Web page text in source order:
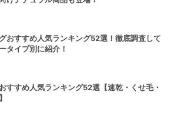
おすすめ人気ランキング52選！徹底調査して
タイプ別に紹介！
すすめ人気ランキング52選【速乾・くせ毛・